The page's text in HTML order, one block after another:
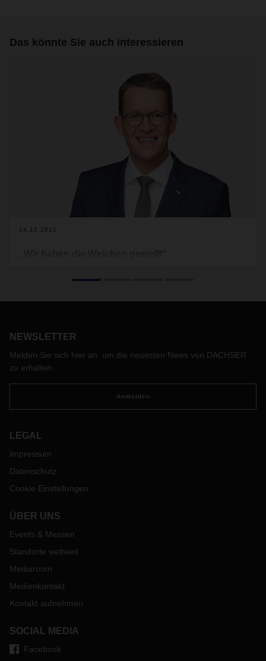
Das könnte Sie auch interessieren
14.12.2021
ein Text von CEO Burkhard Eling.
NEWSLETTER
Melden Sie sich hier an, um die neuesten News von DACHSER
zu erhalten.
Anmelden
LEGAL
Impressum
Datenschutz
Cookie Einstellungen
ÜBER UNS
Events & Messen
Standorte weltweit
Mediaroom
Medienkontakt
Kontakt aufnehmen
SOCIAL MEDIA
Facebook